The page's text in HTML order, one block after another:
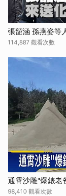
張韶涵 孫燕姿等
114,887 觀看次數
通霄沙雕"爆錶老
98,410 觀看次數